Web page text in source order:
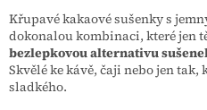
Křupavé kakaové sušenky s
dokonalou kombinaci, které jen
bezlepkovou alternativu
Skvělé ke kávě, čaji nebo jen
sladkého.